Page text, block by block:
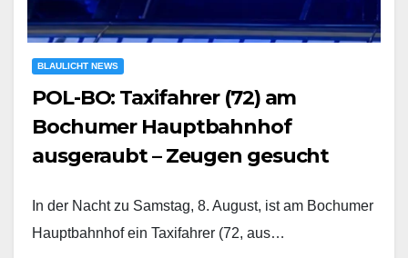
BLAULICHT NEWS
POL-BO: Taxifahrer (72) am
Bochumer Hauptbahnhof
ausgeraubt – Zeugen gesucht
In der Nacht zu Samstag, 8. August, ist am Bochumer
Hauptbahnhof ein Taxifahrer (72, aus…